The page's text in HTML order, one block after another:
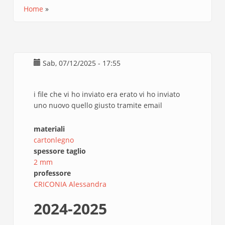
Home
Sab, 07/12/2025 - 17:55
i file che vi ho inviato era erato vi ho inviato
uno nuovo quello giusto tramite email
materiali
cartonlegno
spessore taglio
2 mm
professore
CRICONIA Alessandra
2024-2025